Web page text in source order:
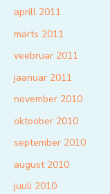
aprill 2011
märts 2011
veebruar 2011
jaanuar 2011
november 2010
oktoober 2010
september 2010
august 2010
juuli 2010